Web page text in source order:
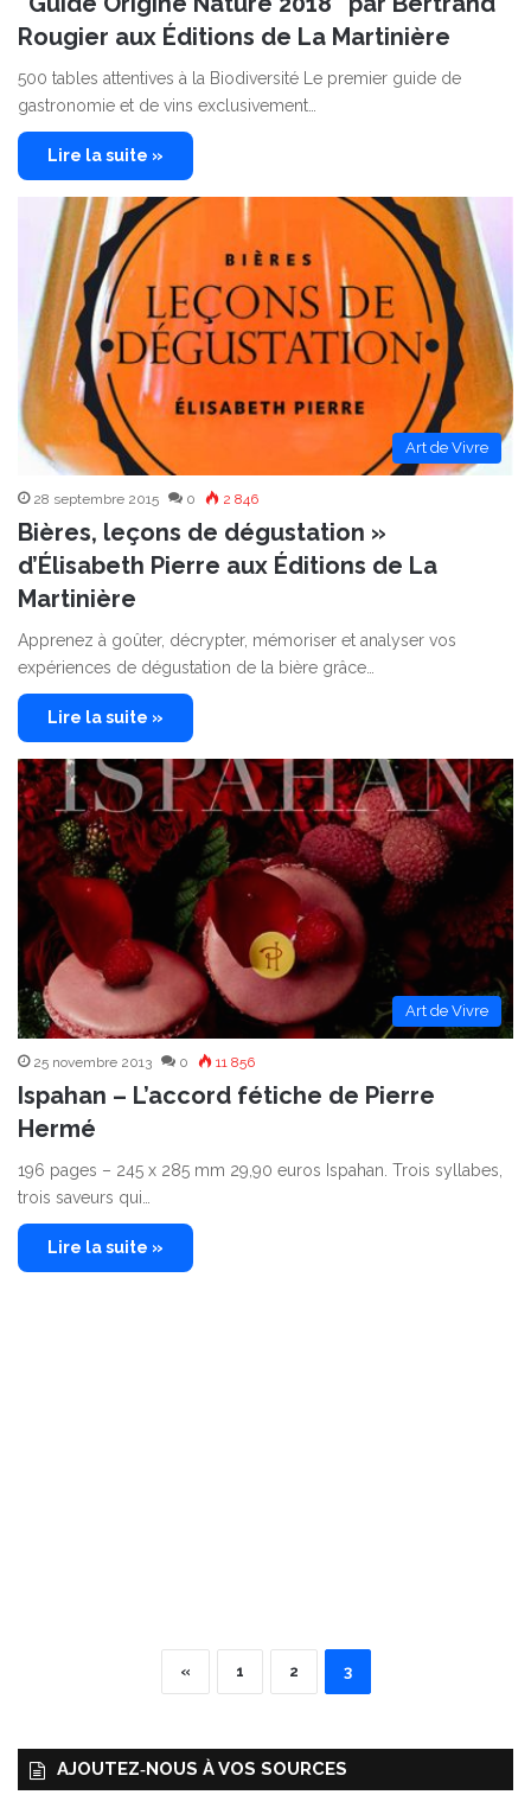
Rougier aux Éditions de La Martinière
500 tables attentives à la Biodiversité Le premier guide de
gastronomie et de vins exclusivement…
Lire la suite »
Art de Vivre
28 septembre 2015 0 2 846
Bières, leçons de dégustation »
d’Élisabeth Pierre aux Éditions de La
Martinière
Apprenez à goûter, décrypter, mémoriser et analyser vos
expériences de dégustation de la bière grâce…
Lire la suite »
Art de Vivre
25 novembre 2013 0 11 856
Ispahan – L’accord fétiche de Pierre
Hermé
196 pages – 245 x 285 mm 29,90 euros Ispahan. Trois syllabes,
trois saveurs qui…
Lire la suite »
« 1 2 3
AJOUTEZ‑NOUS À VOS SOURCES